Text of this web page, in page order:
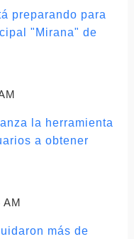
preparando para
"Mirana" de
la herramienta
a obtener
AM
más de